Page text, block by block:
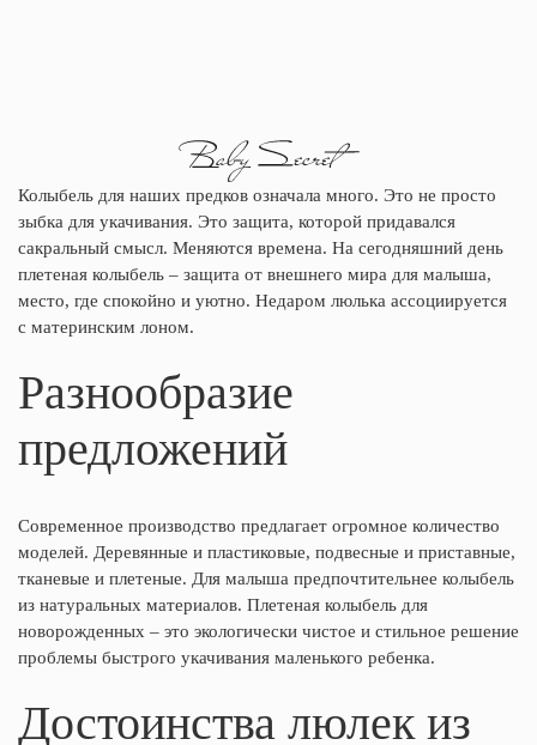
Колыбель для наших предков означала много. Это не просто
зыбка для укачивания. Это защита, которой придавался
сакральный смысл. Меняются времена. На сегодняшний день
плетеная колыбель – защита от внешнего мира для малыша,
место, где спокойно и уютно. Недаром люлька ассоциируется
с материнским лоном.
Разнообразие
предложений
Современное производство предлагает огромное количество
моделей. Деревянные и пластиковые, подвесные и приставные,
тканевые и плетеные. Для малыша предпочтительнее колыбель
из натуральных материалов. Плетеная колыбель для
новорожденных – это экологически чистое и стильное решение
проблемы быстрого укачивания маленького ребенка.
Достоинства люлек из